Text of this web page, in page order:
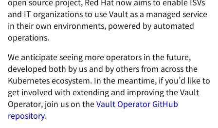
and IT organizations to use Vault as a managed service
in their own environments, powered by automated
operations.
We anticipate seeing more operators in the future,
developed both by us and by others from across the
Kubernetes ecosystem. In the meantime, if you’d like to
get involved with extending and improving the Vault
Operator, join us on theVault Operator GitHub
repository.